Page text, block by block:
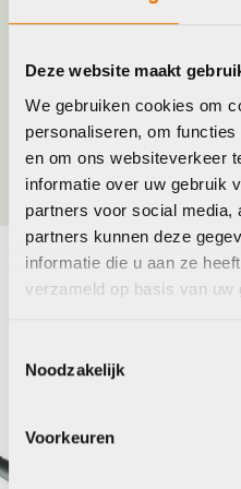
Deze website maakt
We gebruiken cookies om
personaliseren, om
en om ons websiteverkeer
informatie over uw gebruik
partners voor social media,
partners kunnen deze
informatie die u aan ze
verzameld op basis van
Noodzakelijk
Voorkeuren
Jaar
Kleur
Maak je fiets